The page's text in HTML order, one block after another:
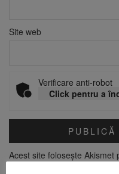
Site web
Verificare anti-robot
Click pentru a
Acest site folosește Akismet